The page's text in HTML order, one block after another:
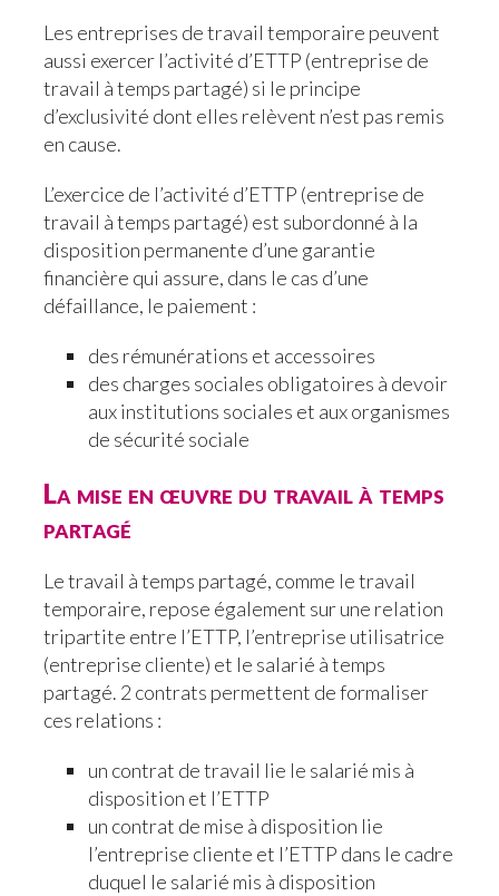
Les entreprises de travail temporaire peuvent
aussi exercer l’activité d’ETTP (entreprise de
travail à temps partagé) si le principe
d’exclusivité dont elles relèvent n’est pas remis
en cause.
L’exercice de l’activité d’ETTP (entreprise de
travail à temps partagé) est subordonné à la
disposition permanente d’une garantie
financière qui assure, dans le cas d’une
défaillance, le paiement :
des rémunérations et accessoires
des charges sociales obligatoires à devoir
aux institutions sociales et aux organismes
de sécurité sociale
La mise en œuvre du travail à temps
partagé
Le travail à temps partagé, comme le travail
temporaire, repose également sur une relation
tripartite entre l’ETTP, l’entreprise utilisatrice
(entreprise cliente) et le salarié à temps
partagé. 2 contrats permettent de formaliser
ces relations :
un contrat de travail lie le salarié mis à
disposition et l’ETTP
un contrat de mise à disposition lie
l’entreprise cliente et l’ETTP dans le cadre
duquel le salarié mis à disposition